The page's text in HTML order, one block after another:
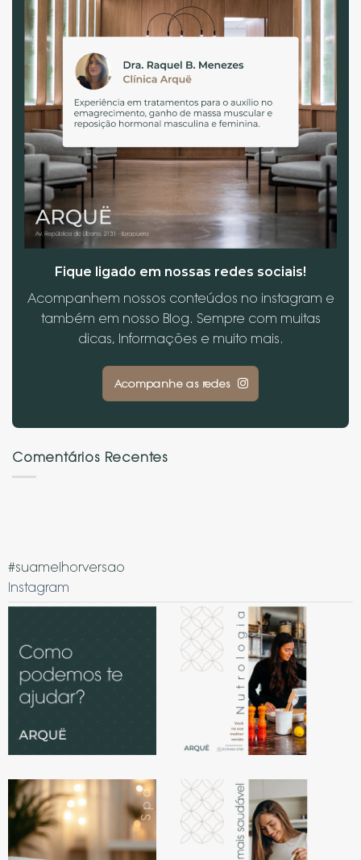
Fique ligado em nossas redes sociais!
Acompanhem nossos conteúdos no instagram e
também em nosso Blog. Sempre com muitas
dicas, Informações e muito mais.
Acompanhe as redes
Comentários Recentes
#suamelhorversao
Instagram